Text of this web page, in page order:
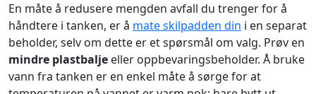
En måte å redusere mengden avfall du trenger for å
håndtere i tanken, er å mate skilpadden din i en separat
beholder, selv om dette er et spørsmål om valg. Prøv en
mindre plastbalje eller oppbevaringsbeholder. Å bruke
vann fra tanken er en enkel måte å sørge for at